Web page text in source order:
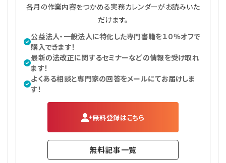
各月の作業内容をつかめる実務カレンダーがお読みいた
だけます。
公益法人・一般法人に特化した専門書籍を１０％オフで
購入できます！
最新の法改正に関するセミナーなどの情報を受け取れ
ます！
よくある相談と専門家の回答をメールにてお届けしま
す！
無料登録はこちら
無料記事一覧